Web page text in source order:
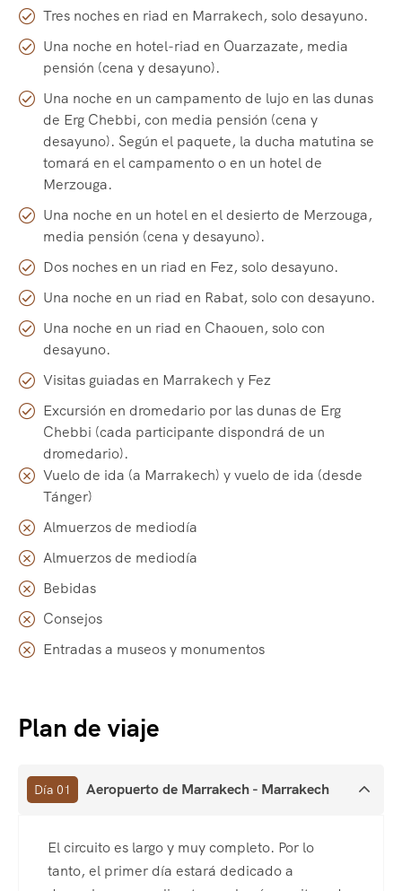
Tres noches en riad en Marrakech, solo desayuno.
Una noche en hotel-riad en Ouarzazate, media
pensión (cena y desayuno).
Una noche en un campamento de lujo en las dunas
de Erg Chebbi, con media pensión (cena y
desayuno). Según el paquete, la ducha matutina se
tomará en el campamento o en un hotel de
Merzouga.
Una noche en un hotel en el desierto de Merzouga,
media pensión (cena y desayuno).
Dos noches en un riad en Fez, solo desayuno.
Una noche en un riad en Rabat, solo con desayuno.
Una noche en un riad en Chaouen, solo con
desayuno.
Visitas guiadas en Marrakech y Fez
Excursión en dromedario por las dunas de Erg
Chebbi (cada participante dispondrá de un
dromedario).
Vuelo de ida (a Marrakech) y vuelo de ida (desde
Tánger)
Almuerzos de mediodía
Almuerzos de mediodía
Bebidas
Consejos
Entradas a museos y monumentos
Plan de viaje
Día 01 Aeropuerto de Marrakech - Marrakech
El circuito es largo y muy completo. Por lo
tanto, el primer día estará dedicado a